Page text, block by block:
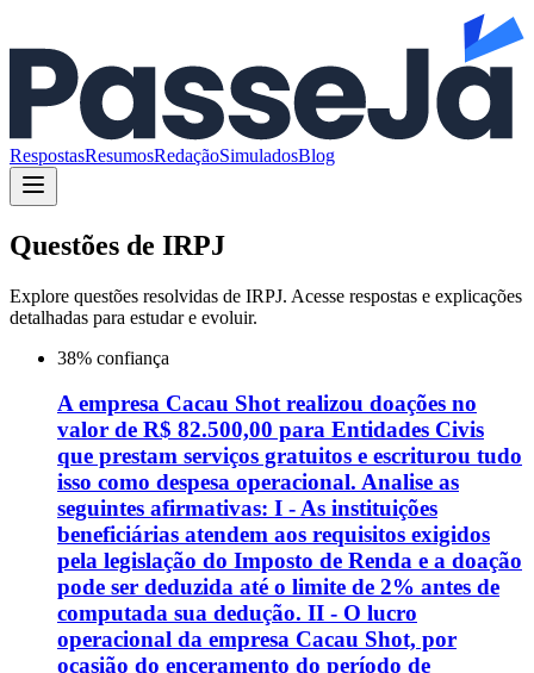
RespostasResumosRedaçãoSimuladosBlog
Questões de IRPJ
Explore questões resolvidas de IRPJ. Acesse respostas e explicações
detalhadas para estudar e evoluir.
38% confiança
A empresa Cacau Shot realizou doações no
valor de R$ 82.500,00 para Entidades Civis
que prestam serviços gratuitos e escriturou tudo
isso como despesa operacional. Analise as
seguintes afirmativas: I - As instituições
beneficiárias atendem aos requisitos exigidos
pela legislação do Imposto de Renda e a doação
pode ser deduzida até o limite de 2% antes de
computada sua dedução. II - O lucro
operacional da empresa Cacau Shot, por
ocasião do enceramento do período de